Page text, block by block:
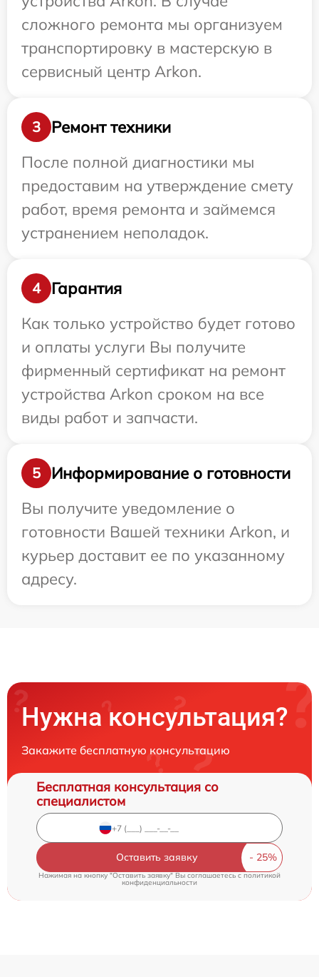
сложного ремонта мы организуем
транспортировку в мастерскую в
сервисный центр Arkon.
3
Ремонт техники
После полной диагностики мы
предоставим на утверждение смету
работ, время ремонта и займемся
устранением неполадок.
4
Гарантия
Как только устройство будет готово
и оплаты услуги Вы получите
фирменный сертификат на ремонт
устройства Arkon сроком на все
виды работ и запчасти.
5
Информирование о готовности
Вы получите уведомление о
готовности Вашей техники Arkon, и
курьер доставит ее по указанному
адресу.
Нужна консультация?
Закажите бесплатную консультацию
Бесплатная консультация со
специалистом
Оставить заявку
Нажимая на кнопку "Оставить заявку" Вы соглашаетесь c политикой
конфиденциальности